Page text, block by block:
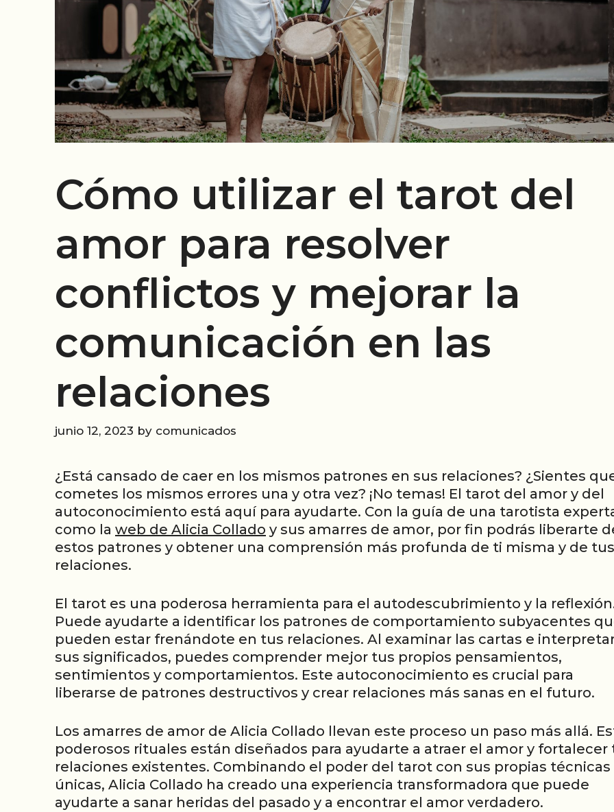
Cómo utilizar el tarot del
amor para resolver
conflictos y mejorar la
comunicación en las
relaciones
junio 12, 2023 by comunicados
¿Está cansado de caer en los mismos patrones en sus relaciones? ¿Sientes
cometes los mismos errores una y otra vez? ¡No temas! El tarot del amor y del
autoconocimiento está aquí para ayudarte. Con la guía de una tarotista
como la web de Alicia Collado y sus amarres de amor, por fin podrás liberarte
estos patrones y obtener una comprensión más profunda de ti misma y de tus
relaciones.
El tarot es una poderosa herramienta para el autodescubrimiento y la
Puede ayudarte a identificar los patrones de comportamiento subyacentes
pueden estar frenándote en tus relaciones. Al examinar las cartas e
sus significados, puedes comprender mejor tus propios pensamientos,
sentimientos y comportamientos. Este autoconocimiento es crucial para
liberarse de patrones destructivos y crear relaciones más sanas en el futuro.
Los amarres de amor de Alicia Collado llevan este proceso un paso más allá.
poderosos rituales están diseñados para ayudarte a atraer el amor y fortalecer
relaciones existentes. Combinando el poder del tarot con sus propias técnicas
únicas, Alicia Collado ha creado una experiencia transformadora que puede
ayudarte a sanar heridas del pasado y a encontrar el amor verdadero.